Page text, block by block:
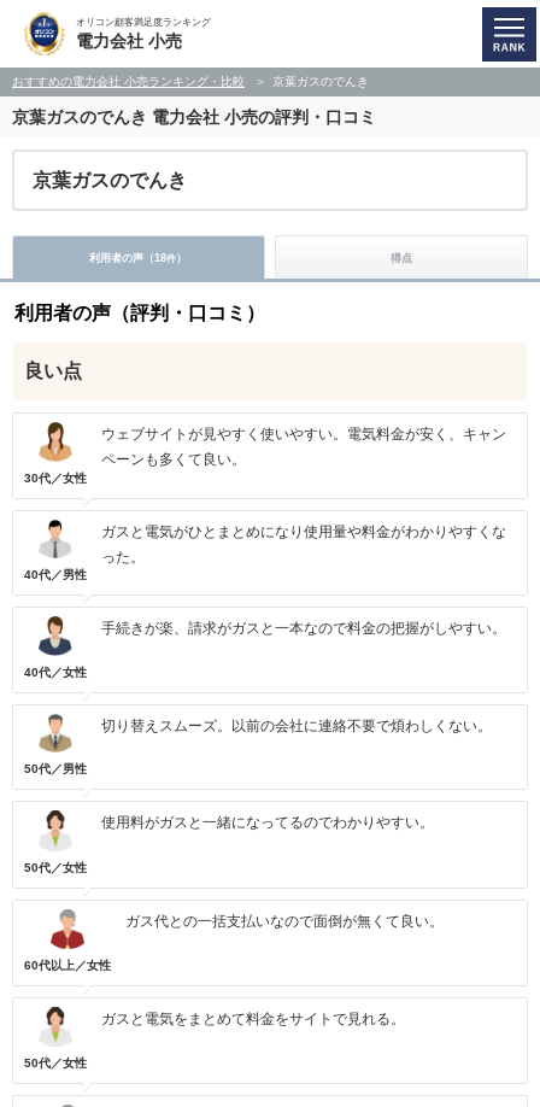
オリコン顧客満足度ランキング
電力会社 小売
おすすめの電力会社 小売ランキング・比較 京葉ガスのでんき
京葉ガスのでんき 電力会社 小売の評判・口コミ
京葉ガスのでんき
利用者の声（18件） 得点
利用者の声（評判・口コミ）
良い点
30代／女性
ウェブサイトが見やすく使いやすい。電気料金が安く、キャン
ペーンも多くて良い。
40代／男性
ガスと電気がひとまとめになり使用量や料金がわかりやすくな
った。
40代／女性
手続きが楽、請求がガスと一本なので料金の把握がしやすい。
50代／男性
切り替えスムーズ。以前の会社に連絡不要で煩わしくない。
50代／女性
使用料がガスと一緒になってるのでわかりやすい。
60代以上／女性
ガス代との一括支払いなので面倒が無くて良い。
50代／女性
ガスと電気をまとめて料金をサイトで見れる。